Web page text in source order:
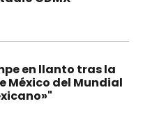
en llanto tras la
México del Mundial